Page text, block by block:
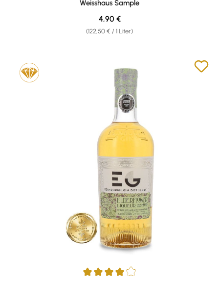
Weisshaus Sample
(122,50 € / 1 Liter)
Regulärer Preis:
4,90 €